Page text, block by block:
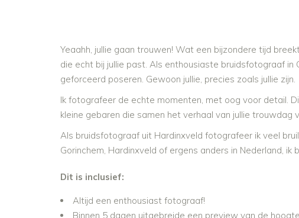
Yeaahh, jullie gaan trouwen! Wat een bijzondere tijd
die echt bij jullie past. Als enthousiaste bruidsfotograaf in
geforceerd poseren. Gewoon jullie, precies zoals jullie zijn.
Ik fotografeer de echte momenten, met oog voor detail.
kleine gebaren die samen het verhaal van jullie
Als bruidsfotograaf uit Hardinxveld fotografeer ik veel
Gorinchem, Hardinxveld of ergens anders in Nederland,
Dit is inclusief:
Altijd een enthousiast fotograaf!
Binnen 5 dagen uitgebreide een preview van de